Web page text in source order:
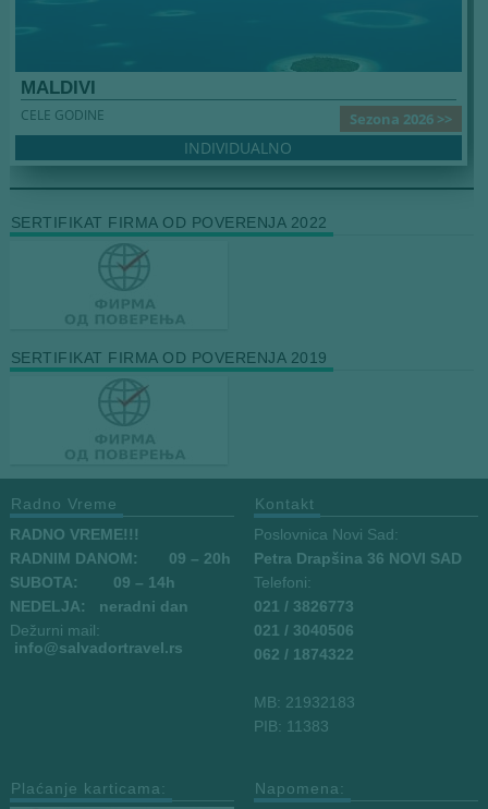
MALDIVI
Sezona 2026 >>
CELE GODINE
INDIVIDUALNO
SERTIFIKAT FIRMA OD POVERENJA 2022
SERTIFIKAT FIRMA OD POVERENJA 2019
Radno Vreme
RADNO VREME!!!
RADNIM DANOM:
09 – 20h
SUBOTA: 09 – 14h
NEDELJA: neradni dan
Dežurni mail:
info@salvadortravel.rs
Kontakt
Poslovnica Novi Sad:
Petra Drapšina 36 NOVI SAD
Telefoni:
021 / 3826773
021 / 3040506
062 / 1874322
MB: 21932183
PIB: 11383
Plaćanje karticama:
Napomena: